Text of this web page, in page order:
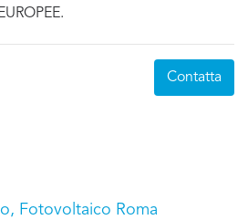
Fotovoltaico Roma
Contatta